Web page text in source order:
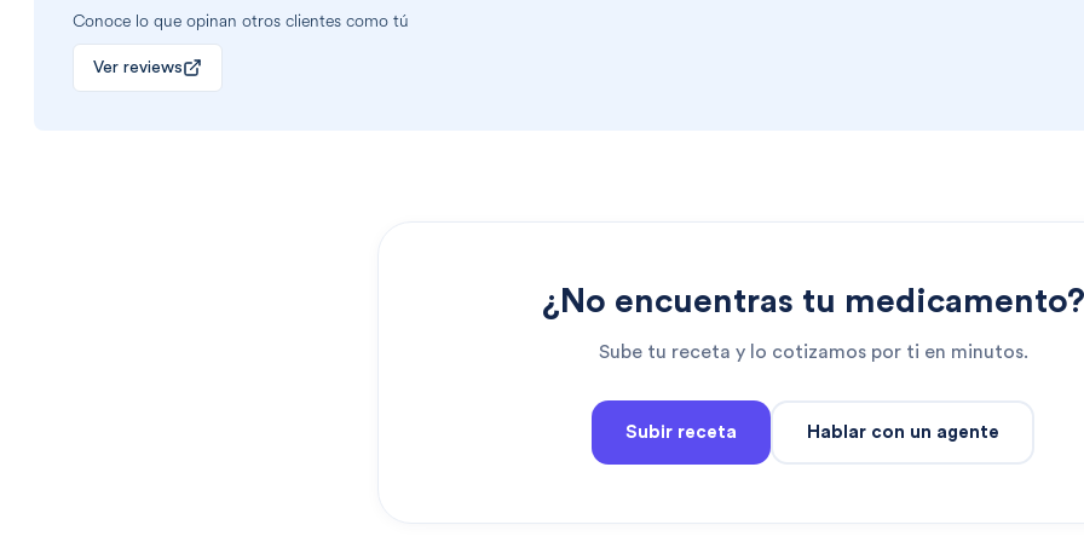
Conoce lo que opinan otros clientes como tú
Ver reviews
¿No encuentras tu medicamento?
Sube tu receta y lo cotizamos por ti en minutos.
Subir receta Hablar con un agente